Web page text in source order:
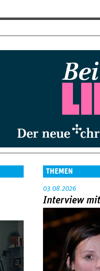
THEMEN
03.08.2026
Interview